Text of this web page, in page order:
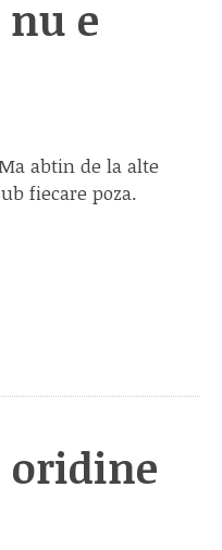
e
abtin de la alte
fiecare poza.
oridine